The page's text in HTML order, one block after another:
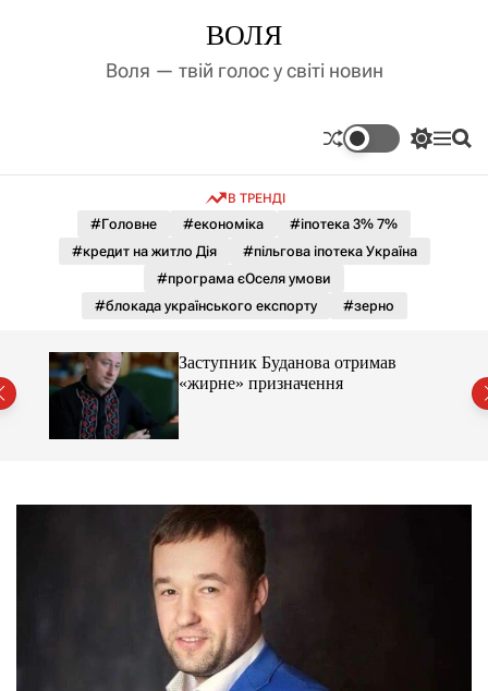
д
ВОЛЯ
Воля — твій голос у світі новин
П
м
к
к
ь
М П
В ТРЕНДІ
#Головне #економіка
#іпотека 3% 7%
#кредит на житло Дія
#пільгова іпотека Україна
#програма єОселя умови
#блокада українського експорту
#зерно
Заступник Буданова отримав
«жирне» призначення